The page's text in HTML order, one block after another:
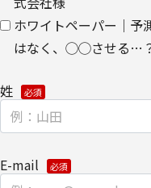
【情報提供の任意性に関し
個人情報をご提供いただ
【個人情報の開示/訂正/削
ご提供いただきました個人
場合は、下記の【お問い
また、お手続きの詳細に
・個人のお客さまのお手続
ホワイトペーパー｜予
はなく、◯◯させる…
姓
E-mail